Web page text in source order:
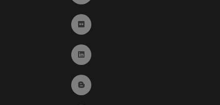
Ir a Flickr (abre en ventana nueva)
Ir a Linkedin (abre en ventana nueva)
Ir al Blog (abre en ventana nueva)